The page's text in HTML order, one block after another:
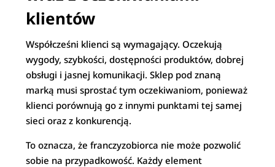
klientów
Współcześni klienci są wymagający. Oczekują
wygody, szybkości, dostępności produktów, dobrej
obsługi i jasnej komunikacji. Sklep pod znaną
marką musi sprostać tym oczekiwaniom, ponieważ
klienci porównują go z innymi punktami tej samej
sieci oraz z konkurencją.
To oznacza, że franczyzobiorca nie może pozwolić
sobie na przypadkowość. Każdy element